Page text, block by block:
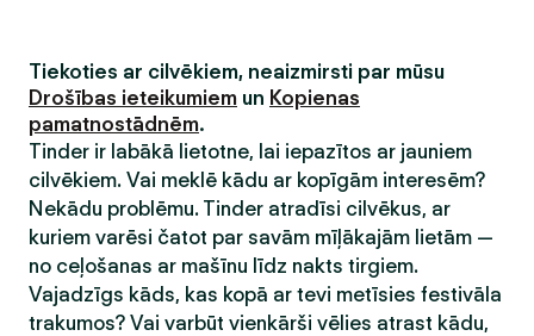
Tiekoties ar cilvēkiem, neaizmirsti par mūsu
Drošības ieteikumiem un Kopienas
pamatnostādnēm.
Tinder ir labākā lietotne, lai iepazītos ar jauniem
cilvēkiem. Vai meklē kādu ar kopīgām interesēm?
Nekādu problēmu. Tinder atradīsi cilvēkus, ar
kuriem varēsi čatot par savām mīļākajām lietām —
no ceļošanas ar mašīnu līdz nakts tirgiem.
Vajadzīgs kāds, kas kopā ar tevi metīsies festivāla
trakumos? Vai varbūt vienkārši vēlies atrast kādu,